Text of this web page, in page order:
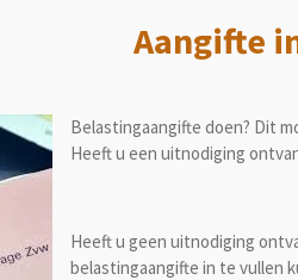
Aangifte
Belastingaangifte doen? Dit
Heeft u een uitnodiging
Heeft u geen uitnodiging
belastingaangifte in te vullen